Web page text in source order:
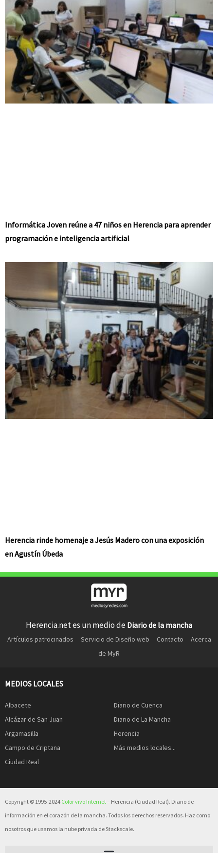
Informática Joven reúne a 47 niños en Herencia para aprender
programación e inteligencia artificial
Herencia rinde homenaje a Jesús Madero con una exposición
en Agustín Úbeda
Herencia.net es un medio de Diario de la mancha
Artículos patrocinados Servicio de Diseño web Contacto
Acerca
de MyR
MEDIOS LOCALES
Albacete
Alcázar de San Juan
Argamasilla
Campo de Criptana
Ciudad Real
Diario de Cuenca
Diario de La Mancha
Herencia
Más medios locales...
Copyright © 1995-2024 Color vivo Internet– Herencia (Ciudad Real). Diario de
información en el corazón de la mancha. Todos los derechos reservados. Haz como
nosotros que usamos la nube privada de Stackscale.